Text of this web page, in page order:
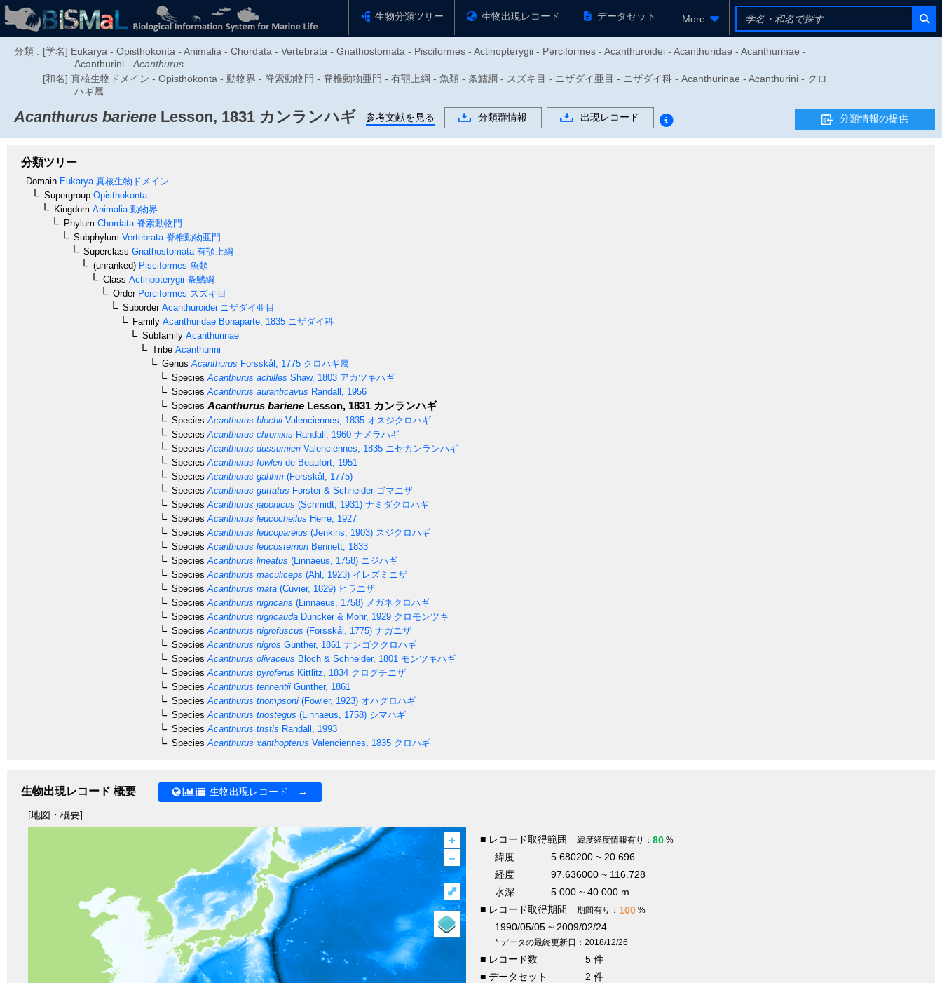
生物分類ツリー 生物出現レコード データセット More
分類 : [学名] Eukarya - Opisthokonta - Animalia - Chordata - Vertebrata - Gnathostomata - Pisciformes - Actinopterygii - Perciformes - Acanthuroidei - Acanthuridae - Acanthurinae -
Acanthurini - Acanthurus
[和名] 真核生物ドメイン - Opisthokonta - 動物界 - 脊索動物門 - 脊椎動物亜門 - 有顎上綱 - 魚類 - 条鰭綱 - スズキ目 - ニザダイ亜目 - ニザダイ科 - Acanthurinae - Acanthurini - クロ
ハギ属
Acanthurus bariene Lesson, 1831 カンランハギ 参考文献を見る 分類群情報 出現レコード 分類情報の提供
分類ツリー
Domain Eukarya 真核生物ドメイン
Supergroup Opisthokonta
Kingdom Animalia 動物界
Phylum Chordata 脊索動物門
Subphylum Vertebrata 脊椎動物亜門
Superclass Gnathostomata 有顎上綱
(unranked) Pisciformes 魚類
Class Actinopterygii 条鰭綱
OrderPerciformes スズキ目
SuborderAcanthuroidei ニザダイ亜目
Family Acanthuridae Bonaparte, 1835 ニザダイ科
Subfamily Acanthurinae
Tribe Acanthurini
Genus Acanthurus Forsskål, 1775 クロハギ属
Species Acanthurus achilles Shaw, 1803 アカツキハギ
Species Acanthurus auranticavus Randall, 1956
Species Acanthurus bariene Lesson, 1831 カンランハギ
Species Acanthurus blochii Valenciennes, 1835 オスジクロハギ
Species Acanthurus chronixis Randall, 1960 ナメラハギ
Species Acanthurus dussumieri Valenciennes, 1835 ニセカンランハギ
Species Acanthurus fowleri de Beaufort, 1951
Species Acanthurus gahhm (Forsskål, 1775)
Species Acanthurus guttatus Forster & Schneiderゴマニザ
Species Acanthurus japonicus (Schmidt, 1931) ナミダクロハギ
Species Acanthurus leucocheilus Herre, 1927
Species Acanthurus leucopareius (Jenkins, 1903) スジクロハギ
Species Acanthurus leucosternon Bennett, 1833
Species Acanthurus lineatus (Linnaeus, 1758) ニジハギ
Species Acanthurus maculiceps (Ahl, 1923) イレズミニザ
Species Acanthurus mata (Cuvier, 1829) ヒラニザ
Species Acanthurus nigricans (Linnaeus, 1758) メガネクロハギ
Species Acanthurus nigricauda Duncker & Mohr, 1929 クロモンツキ
Species Acanthurus nigrofuscus (Forsskål, 1775) ナガニザ
Species Acanthurus nigros Günther, 1861 ナンゴククロハギ
Species Acanthurus olivaceus Bloch & Schneider, 1801 モンツキハギ
Species Acanthurus pyroferus Kittlitz, 1834 クログチニザ
Species Acanthurus tennentii Günther, 1861
Species Acanthurus thompsoni (Fowler, 1923) オハグロハギ
Species Acanthurus triostegus (Linnaeus, 1758) シマハギ
Species Acanthurus tristis Randall, 1993
Species Acanthurus xanthopterus Valenciennes, 1835 クロハギ
生物出現レコード 概要 生物出現レコード →
[地図・概要]
+
–
⤢
■ レコード取得範囲 緯度経度情報有り： 80 %
緯度
5.680200 ~ 20.696
経度
97.636000 ~ 116.728
水深
5.000 ~ 40.000 m
■ レコード取得期間
期間有り： 100 %
1990/05/05 ~ 2009/02/24
* データの最終更新日：2018/12/26
■ レコード数
5 件
■ データセット
2 件